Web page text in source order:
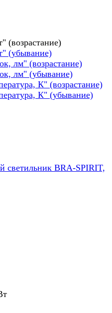
(возрастание)
(убывание)
лм" (возрастание)
лм" (убывание)
К" (возрастание)
К" (убывание)
светильник BRA-SPIRIT,